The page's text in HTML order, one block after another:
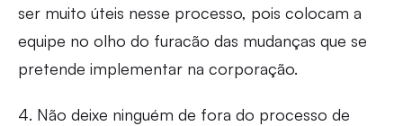
ser muito úteis nesse processo, pois colocam a
equipe no olho do furacão das mudanças que se
pretende implementar na corporação.
4. Não deixe ninguém de fora do processo de